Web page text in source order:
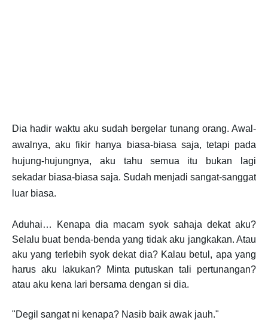
Dia hadir waktu aku sudah bergelar tunang orang. Awal-
awalnya, aku fikir hanya biasa-biasa saja, tetapi pada
hujung-hujungnya, aku tahu semua itu bukan lagi
sekadar biasa-biasa saja. Sudah menjadi sangat-sanggat
luar biasa.
Aduhai… Kenapa dia macam syok sahaja dekat aku?
Selalu buat benda-benda yang tidak aku jangkakan. Atau
aku yang terlebih syok dekat dia? Kalau betul, apa yang
harus aku lakukan? Minta putuskan tali pertunangan?
atau aku kena lari bersama dengan si dia.
"Degil sangat ni kenapa? Nasib baik awak jauh."